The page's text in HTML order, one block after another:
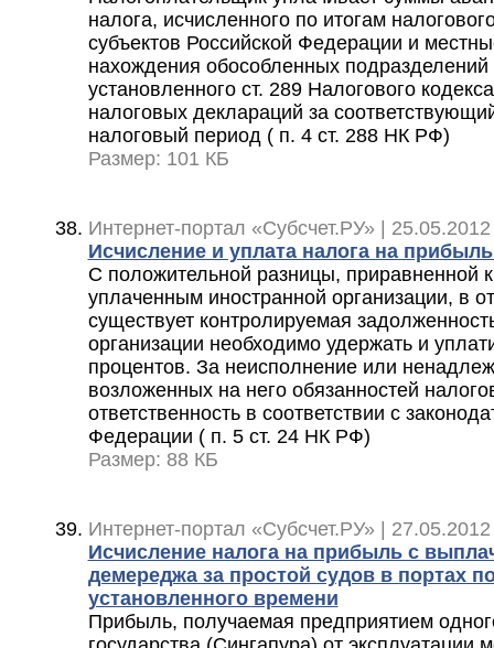
налога, исчисленного по итогам
субъектов Российской Федерации и
нахождения обособленных подразделений
установленного ст. 289 Налогового
налоговых деклараций за
налоговый период ( п. 4 ст. 288 НК РФ)
Размер: 101 КБ
Интернет-портал «Субсчет.РУ» |
Исчисление и уплата налога на
С положительной разницы, приравненной
уплаченным иностранной организации, в
существует контролируемая
организации необходимо удержать и
процентов. За неисполнение или
возложенных на него обязанностей
ответственность в соответствии с
Федерации ( п. 5 ст. 24 НК РФ)
Размер: 88 КБ
Интернет-портал «Субсчет.РУ» |
Исчисление налога на прибыль с
демереджа за простой судов в портах
установленного времени
Прибыль, получаемая предприятием